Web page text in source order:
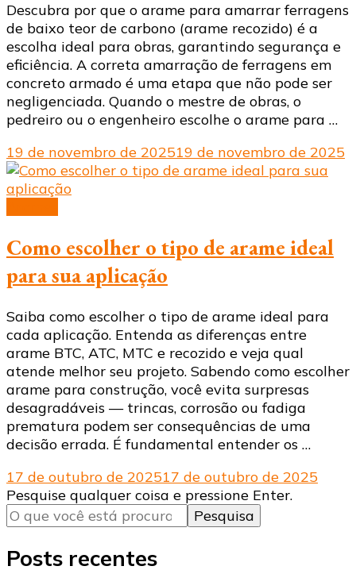
Descubra por que o arame para amarrar ferragens
de baixo teor de carbono (arame recozido) é a
escolha ideal para obras, garantindo segurança e
eficiência. A correta amarração de ferragens em
concreto armado é uma etapa que não pode ser
negligenciada. Quando o mestre de obras, o
pedreiro ou o engenheiro escolhe o arame para …
19 de novembro de 202519 de novembro de 2025
Como escolher o tipo de arame ideal
para sua aplicação
Saiba como escolher o tipo de arame ideal para
cada aplicação. Entenda as diferenças entre
arame BTC, ATC, MTC e recozido e veja qual
atende melhor seu projeto. Sabendo como escolher
arame para construção, você evita surpresas
desagradáveis — trincas, corrosão ou fadiga
prematura podem ser consequências de uma
decisão errada. É fundamental entender os …
17 de outubro de 202517 de outubro de 2025
Procurando
algo?
Pesquise qualquer coisa e pressione Enter.
Posts recentes